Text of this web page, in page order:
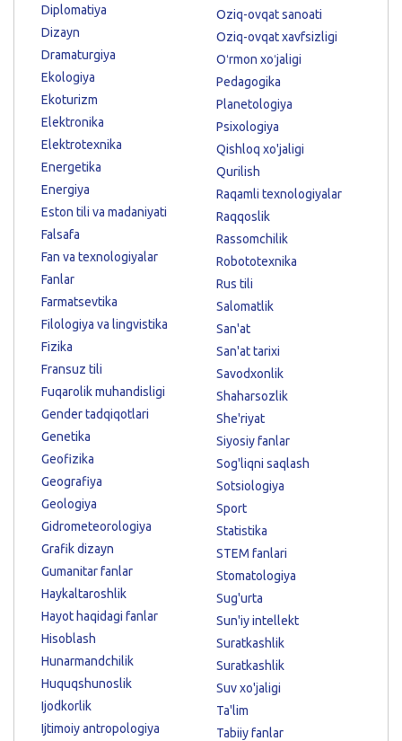
Diplomatiya
Dizayn
Dramaturgiya
Ekologiya
Ekoturizm
Elektronika
Elektrotexnika
Energetika
Energiya
Eston tili va madaniyati
Falsafa
Fan va texnologiyalar
Fanlar
Farmatsevtika
Filologiya va lingvistika
Fizika
Fransuz tili
Fuqarolik muhandisligi
Gender tadqiqotlari
Genetika
Geofizika
Geografiya
Geologiya
Gidrometeorologiya
Grafik dizayn
Gumanitar fanlar
Haykaltaroshlik
Hayot haqidagi fanlar
Hisoblash
Hunarmandchilik
Huquqshunoslik
Ijodkorlik
Ijtimoiy antropologiya
Oziq-ovqat sanoati
Oziq-ovqat xavfsizligi
Oʻrmon xoʻjaligi
Pedagogika
Planetologiya
Psixologiya
Qishloq xo'jaligi
Qurilish
Raqamli texnologiyalar
Raqqoslik
Rassomchilik
Robototexnika
Rus tili
Salomatlik
San'at
San'at tarixi
Savodxonlik
Shaharsozlik
She'riyat
Siyosiy fanlar
Sog'liqni saqlash
Sotsiologiya
Sport
Statistika
STEM fanlari
Stomatologiya
Sug'urta
Sun'iy intellekt
Suratkashlik
Suratkashlik
Suv xo'jaligi
Ta'lim
Tabiiy fanlar